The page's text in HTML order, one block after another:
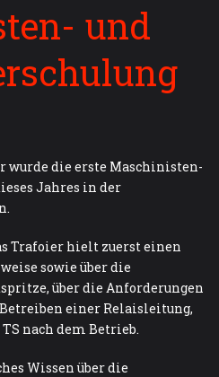
und
wurde die erste Maschinisten-
Jahres in der
Trafoier hielt zuerst einen
sowie über die
über die Anforderungen
einer Relaisleitung,
nach dem Betrieb.
Wissen über die